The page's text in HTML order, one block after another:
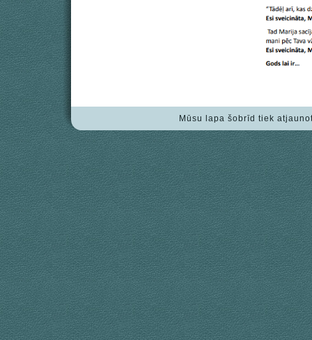
Mūsu lapa šobrīd tiek